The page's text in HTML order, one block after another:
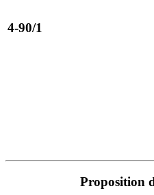
4-90/1
Proposition